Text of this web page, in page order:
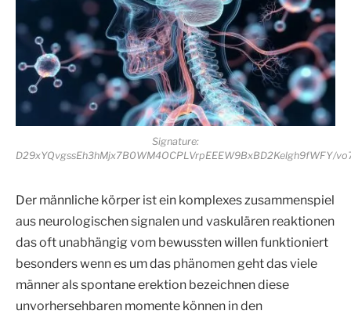
Signature:
D29xYQvgssEh3hMjx7B0WM4OCPLVrpEEEW9BxBD2Kelgh9fWFY/
Der männliche körper ist ein komplexes zusammenspiel
aus neurologischen signalen und vaskulären reaktionen
das oft unabhängig vom bewussten willen funktioniert
besonders wenn es um das phänomen geht das viele
männer als spontane erektion bezeichnen diese
unvorhersehbaren momente können in den